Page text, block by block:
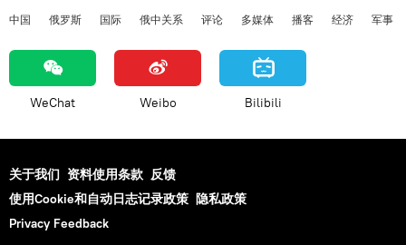
中国 俄罗斯 国际 俄中关系 评论 多媒体 播客 经济 军事
WeChat Weibo Bilibili
关于我们 资料使用条款 反馈
使用Cookie和自动日志记录政策 隐私政策
Privacy Feedback